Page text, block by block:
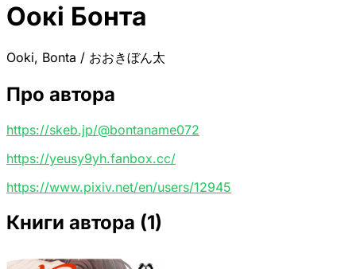
Оокі Бонта
Ooki, Bonta / おおきぼん太
Про автора
https://skeb.jp/@bontaname072
https://yeusy9yh.fanbox.cc/
https://www.pixiv.net/en/users/12945
Книги автора (1)